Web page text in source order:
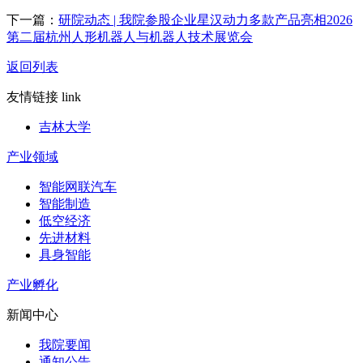
下一篇： 研院动态 | 我院参股企业星汉动力多款产品亮相2026
第二届杭州人形机器人与机器人技术展览会
返回列表
友情链接 link
吉林大学
产业领域
智能网联汽车
智能制造
低空经济
先进材料
具身智能
产业孵化
新闻中心
我院要闻